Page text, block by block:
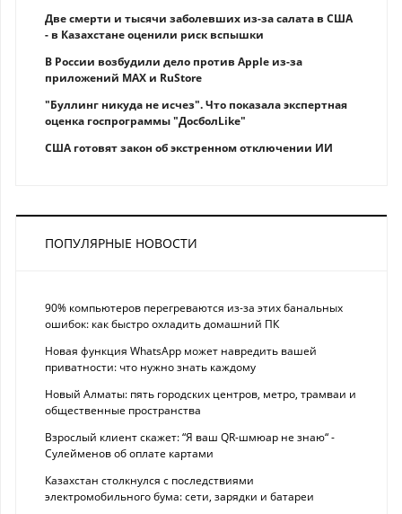
Две смерти и тысячи заболевших из-за салата в США
- в Казахстане оценили риск вспышки
В России возбудили дело против Apple из-за
приложений MAX и RuStore
"Буллинг никуда не исчез". Что показала экспертная
оценка госпрограммы "ДосболLike"
США готовят закон об экстренном отключении ИИ
ПОПУЛЯРНЫЕ НОВОСТИ
90% компьютеров перегреваются из-за этих банальных
ошибок: как быстро охладить домашний ПК
Новая функция WhatsApp может навредить вашей
приватности: что нужно знать каждому
Новый Алматы: пять городских центров, метро, трамваи и
общественные пространства
Взрослый клиент скажет: “Я ваш QR-шмюар не знаю“ -
Сулейменов об оплате картами
Казахстан столкнулся с последствиями
электромобильного бума: сети, зарядки и батареи